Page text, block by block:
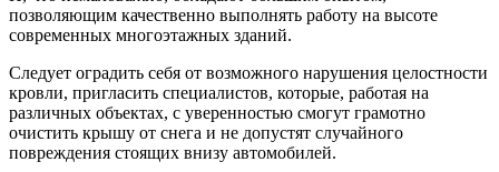
позволяющим качественно выполнять работу на высоте
современных многоэтажных зданий.
Следует оградить себя от возможного нарушения целостности
кровли, пригласить специалистов, которые, работая на
различных объектах, с уверенностью смогут грамотно
очистить крышу от снега и не допустят случайного
повреждения стоящих внизу автомобилей.